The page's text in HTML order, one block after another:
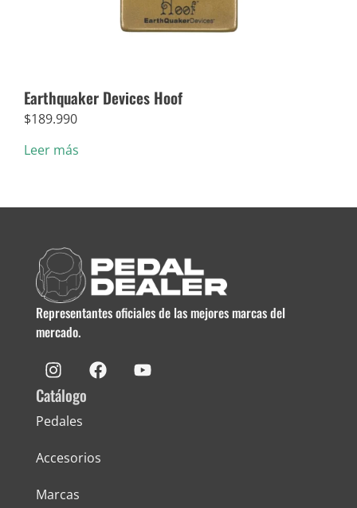
Earthquaker Devices Hoof
$189.990
Leer más
Representantes oficiales de las mejores marcas del
mercado.
Catálogo
Pedales
Accesorios
Marcas